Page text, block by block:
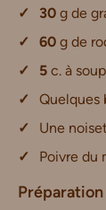
30 g de
60 g de
5 c. à
Quelques
Une
Poivre du
Préparation